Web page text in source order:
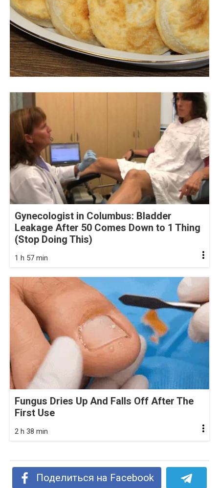
Gynecologist in Columbus: Bladder
Leakage After 50 Comes Down to 1 Thing
(Stop Doing This)
1 h 57 min
Fungus Dries Up And Falls Off After The
First Use
2 h 38 min
Поделиться на Facebook